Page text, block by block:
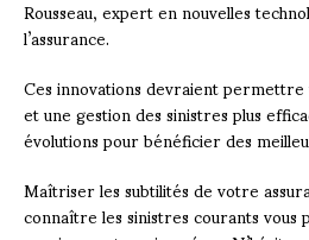
Rousseau, expert en nouvelles
l’assurance.
Ces innovations devraient
et une gestion des sinistres plus
évolutions pour bénéficier des
Maîtriser les subtilités de votre
connaître les sinistres courants